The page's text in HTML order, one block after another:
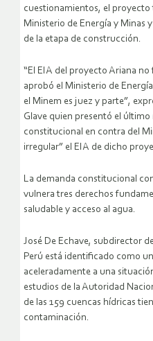
cuestionamientos, el
Ministerio de Energía y Minas
de la etapa de construcción.
“El EIA del proyecto Ariana
aprobó el Ministerio de
el Minem es juez y parte”,
Glave quien presentó el
constitucional en contra del
irregular” el EIA de dicho
La demanda constitucional
vulnera tres derechos
saludable y acceso al agua.
José De Echave, subdirector
Perú está identificado como
aceleradamente a una
estudios de la Autoridad
de las 159 cuencas hídricas
contaminación.